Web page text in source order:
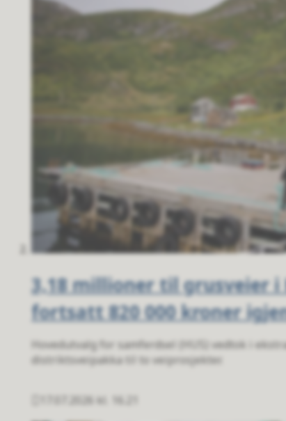
3,18 millioner til grusveier i
fortsatt 820 000 kroner
Hovedutvalg for samferdsel (HUS) vedtok i
distriktsveipakka til to veiprosjekter.
Publisert
17.07.2026 kl. 16.21